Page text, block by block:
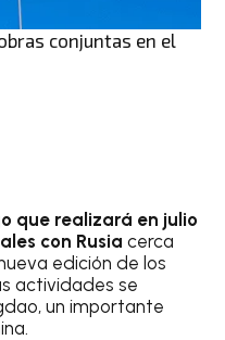
conjuntas en el
que realizará en julio
con Rusia cerca
edición de los
actividades se
un importante